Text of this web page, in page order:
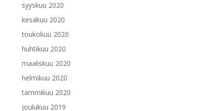
syyskuu 2020
kesäkuu 2020
toukokuu 2020
huhtikuu 2020
maaliskuu 2020
helmikuu 2020
tammikuu 2020
joulukuu 2019